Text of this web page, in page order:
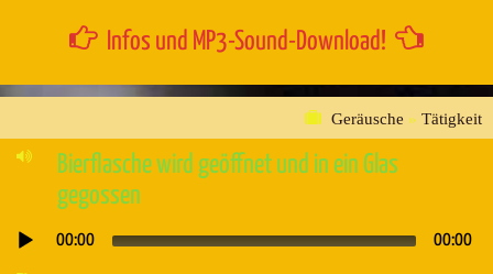
Infos und MP3-Sound-Download!
Geräusche » Tätigkeit
Bierflasche wird geöffnet und in ein Glas
gegossen
Audio-
00:00 00:00